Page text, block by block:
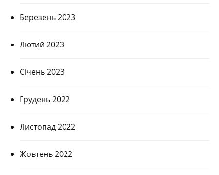
Березень 2023
Лютий 2023
Січень 2023
Грудень 2022
Листопад 2022
Жовтень 2022